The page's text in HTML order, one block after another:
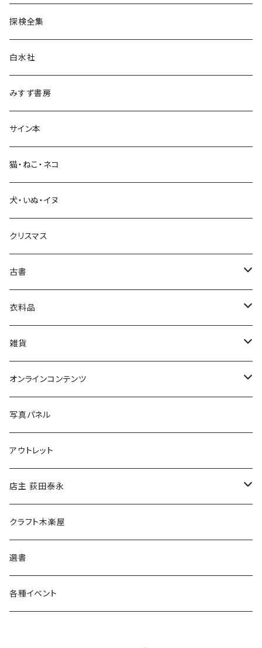
民族・風習
言語・ことば
生活・暮らし
芸術・絵画・写真
絵本・児童書
娯楽・エンターテインメント
探検全集
白水社
みすず書房
サイン本
猫・ねこ・ネコ
犬・いぬ・イヌ
クリスマス
古書
古書セット
美術
衣料品
POLEWARDS
Tシャツ
雑貨
バッグ
ブックカバー
マグカップ
傘
食料品
その他
オンラインコンテンツ
冒険クロストーク
写真パネル
アウトレット
店主 荻田泰永
書籍
ウェア
クラフト木楽屋
選書
各種イベント